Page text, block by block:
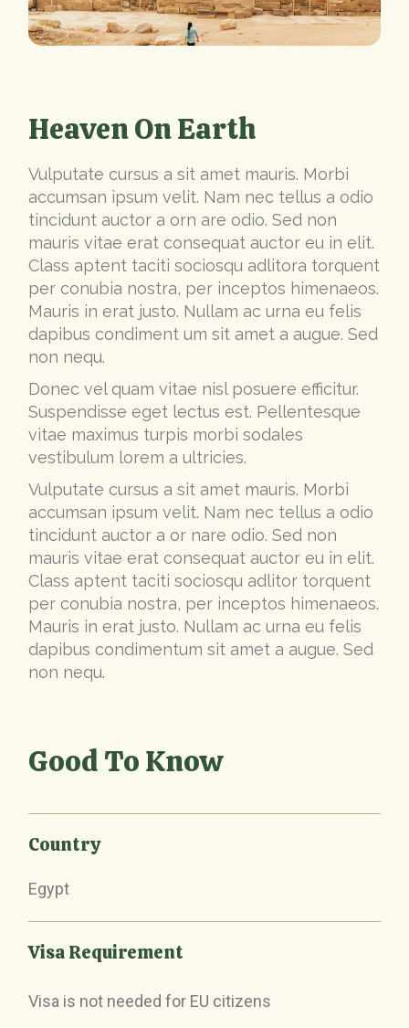
Heaven On Earth
Vulputate cursus a sit amet mauris. Morbi
accumsan ipsum velit. Nam nec tellus a odio
tincidunt auctor a orn are odio. Sed non
mauris vitae erat consequat auctor eu in elit.
Class aptent taciti sociosqu adlitora torquent
per conubia nostra, per inceptos himenaeos.
Mauris in erat justo. Nullam ac urna eu felis
dapibus condiment um sit amet a augue. Sed
non nequ.
Donec vel quam vitae nisl posuere efficitur.
Suspendisse eget lectus est. Pellentesque
vitae maximus turpis morbi sodales
vestibulum lorem a ultricies.
Vulputate cursus a sit amet mauris. Morbi
accumsan ipsum velit. Nam nec tellus a odio
tincidunt auctor a or nare odio. Sed non
mauris vitae erat consequat auctor eu in elit.
Class aptent taciti sociosqu adlitor torquent
per conubia nostra, per inceptos himenaeos.
Mauris in erat justo. Nullam ac urna eu felis
dapibus condimentum sit amet a augue. Sed
non nequ.
Good To Know
Country
Egypt
Visa Requirement
Visa is not needed for EU citizens